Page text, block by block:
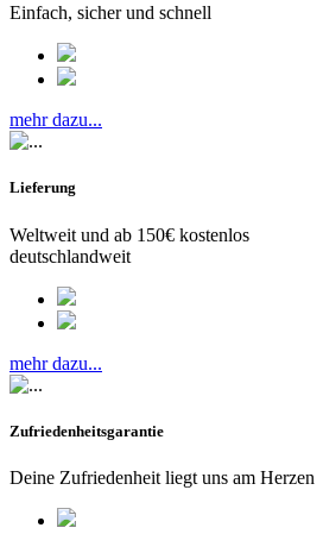
Einfach, sicher und schnell
mehr dazu...
Lieferung
Weltweit und ab 150€ kostenlos
deutschlandweit
mehr dazu...
Zufriedenheitsgarantie
Deine Zufriedenheit liegt uns am Herzen